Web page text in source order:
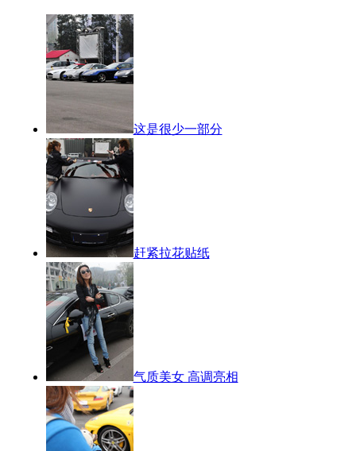
这是很少一部分
赶紧拉花贴纸
气质美女 高调亮相